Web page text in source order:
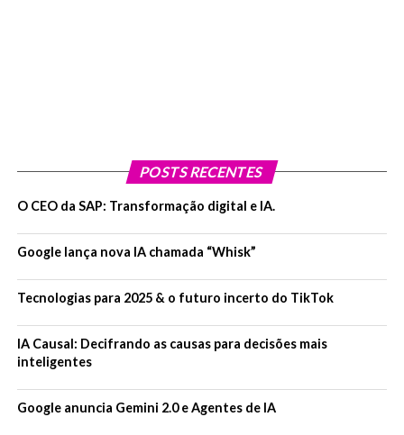
POSTS RECENTES
O CEO da SAP: Transformação digital e IA.
Google lança nova IA chamada “Whisk”
Tecnologias para 2025 & o futuro incerto do TikTok
IA Causal: Decifrando as causas para decisões mais
inteligentes
Google anuncia Gemini 2.0 e Agentes de IA